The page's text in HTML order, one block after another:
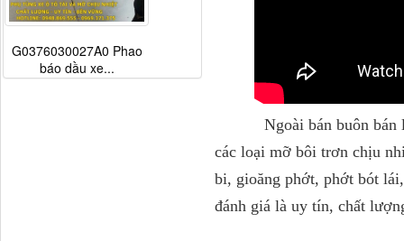
Ngoài bán buôn bán lẻ
các loại mỡ bôi trơn chịu
bi, gioăng phớt, phớt bót
đánh giá là uy tín, chất
G0376030027A0 Phao
báo dầu xe...